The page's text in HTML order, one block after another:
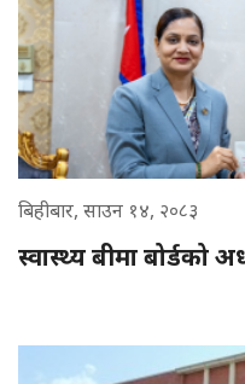
बिहीबार, साउन १४, २०८३
स्वास्थ्य बीमा बोर्डको